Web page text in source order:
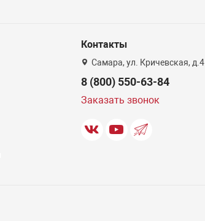
Контакты
Самара, ул. Кричевская, д.4
8 (800) 550-63-84
Заказать звонок